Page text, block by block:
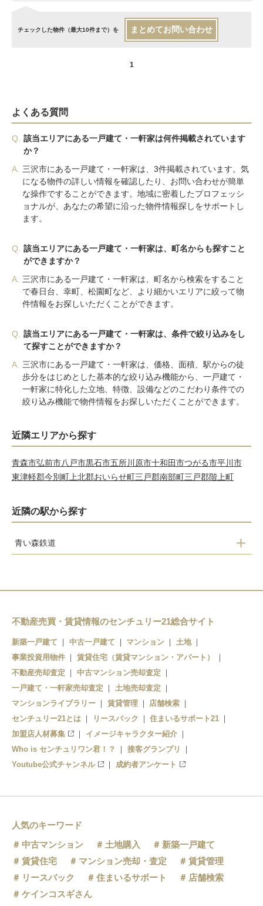
チェックした物件（最大10件まで）を まとめてお問い合わせ
1
よくある質問
Q.
該当エリアにある一戸建て・一軒家は何件掲載されています
か？
A.
三沢市にある一戸建て・一軒家は、3件掲載されています。気
になる物件の詳しい情報を確認したり、お問い合わせが簡単
な操作ですることができます。地域に密着したプロフェッシ
ョナルが、あなたの希望に沿った物件情報探しをサポートし
ます。
Q.
該当エリアにある一戸建て・一軒家は、町名からも探すこと
ができますか？
A.
三沢市にある一戸建て・一軒家は、町名から検索をすること
で春日台、幸町、松園町など、より細かいエリアに絞って物
件情報をお探しいただくことができます。
Q.
該当エリアにある一戸建て・一軒家は、条件で絞り込みをし
て探すことができますか？
A.
三沢市にある一戸建て・一軒家は、価格、面積、駅からの徒
歩分をはじめとした基本的な絞り込み機能から、一戸建て・
一軒家に特化した立地、特徴、設備などのこだわり条件での
絞り込み機能で物件情報をお探しいただくことができます。
近隣エリアから探す
青森市弘前市八戸市黒石市五所川原市十和田市つがる市平川市
東津軽郡今別町 上北郡おいらせ町三戸郡南部町三戸郡階上町
近隣の駅から探す
青い森鉄道
不動産売買・賃貸情報のセンチュリー21総合サイト
新築一戸建て 中古一戸建て マンション
土地
事業投資用物件
賃貸住宅（賃貸マンション・アパート）
不動産売却査定
中古マンション売却査定
一戸建て・一軒家売却査定
土地売却査定
マンションライブラリー
賃貸管理
店舗検索
センチュリー21とは
リースバック
住まいるサポート21
加盟店人材募集
イメージキャラクター紹介
Who is センチュリワン君！？
接客グランプリ
Youtube公式チャンネル
成約者アンケート
人気のキーワード
中古マンション
土地購入
新築一戸建て
賃貸住宅
マンション売却・査定
賃貸管理
リースバック
住まいるサポート
店舗検索
ケインコスギさん